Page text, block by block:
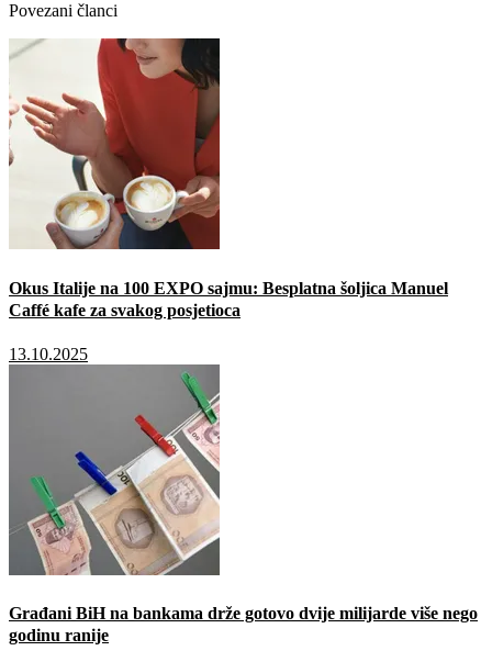
Povezani članci
Okus Italije na 100 EXPO sajmu: Besplatna šoljica Manuel
Caffé kafe za svakog posjetioca
13.10.2025
Građani BiH na bankama drže gotovo dvije milijarde više nego
godinu ranije